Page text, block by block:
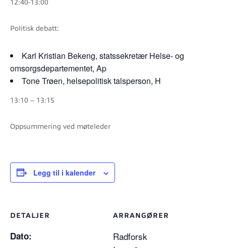
12:40-13:00
Politisk debatt:
Karl Kristian Bekeng, statssekretær Helse- og
omsorgsdepartementet, Ap
Tone Trøen, helsepolitisk talsperson, H
13:10 – 13:15
Oppsummering ved møteleder
Legg til i kalender
DETALJER
Dato:
ARRANGØRER
Radforsk